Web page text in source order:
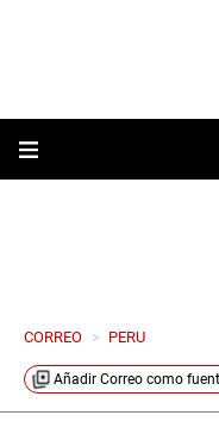
CORREO > PERU
Añadir Correo como